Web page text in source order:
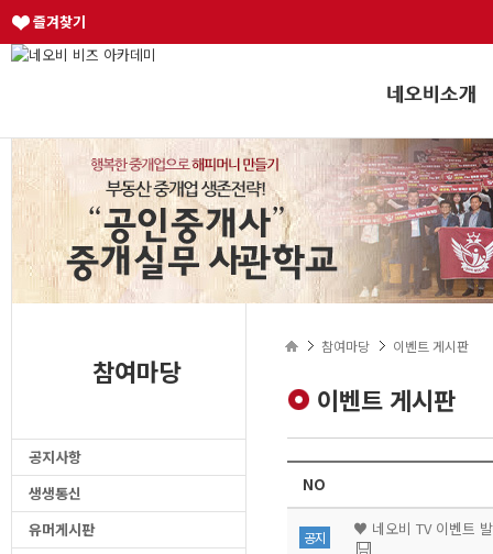
즐겨찾기
참여마당
공지사항
생생통신
유머게시판
참여마당 이벤트 게시판
이벤트 게시판
NO
공지